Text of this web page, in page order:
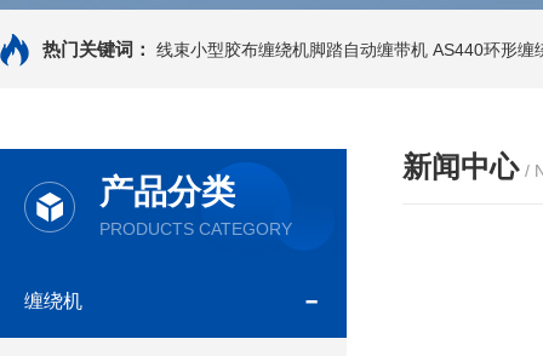
热门关键词： 线束小型胶布缠绕机脚踏自动缠带机 AS440环形缠
产品分类
PRODUCTS CATEGORY
缠绕机
新闻中心 /